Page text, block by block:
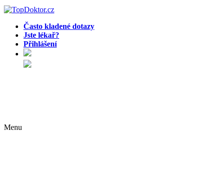
Často kladené dotazy
Jste lékař?
Přihlášení
Menu